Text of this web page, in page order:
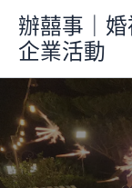
要
辦囍事｜
企業活動